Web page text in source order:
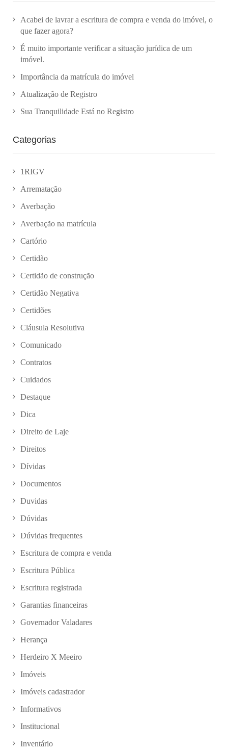
Acabei de lavrar a escritura de compra e venda do imóvel, o
que fazer agora?
É muito importante verificar a situação jurídica de um
imóvel.
Importância da matrícula do imóvel
Atualização de Registro
Sua Tranquilidade Está no Registro
Categorias
1RIGV
Arrematação
Averbação
Averbação na matrícula
Cartório
Certidão
Certidão de construção
Certidão Negativa
Certidões
Cláusula Resolutiva
Comunicado
Contratos
Cuidados
Destaque
Dica
Direito de Laje
Direitos
Dívidas
Documentos
Duvidas
Dúvidas
Dúvidas frequentes
Escritura de compra e venda
Escritura Pública
Escritura registrada
Garantias financeiras
Governador Valadares
Herança
Herdeiro X Meeiro
Imóveis
Imóveis cadastrador
Informativos
Institucional
Inventário